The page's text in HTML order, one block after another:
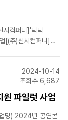
컴퍼니]'틱틱
[(주)신시컴퍼니]뮤
2024-10-14
조회수 6,687
파일럿 사업
명) 2024년 공연콘